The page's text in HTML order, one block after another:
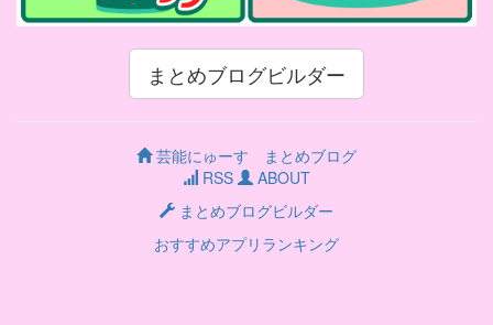
まとめブログビルダー
芸能にゅーす まとめブログ
RSS
ABOUT
まとめブログビルダー
おすすめアプリランキング